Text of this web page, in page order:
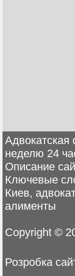
Адвокатская
неделю 24
Описание
Ключевые
Киев,
алименты
Copyright ©
Розробка